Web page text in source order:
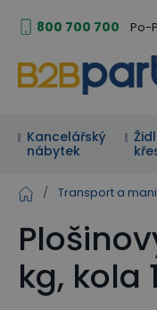
800 700 700 Po-
Kancelářský
nábytek
/ Transport a
kg, kola